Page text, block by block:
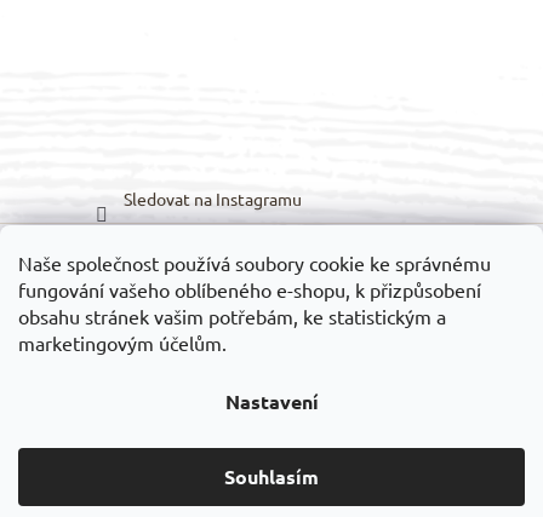
Naše společnost používá soubory cookie ke správnému
fungování vašeho oblíbeného e-shopu, k přizpůsobení
obsahu stránek vašim potřebám, ke statistickým a
marketingovým účelům.
Nastavení
Souhlasím
Sledovat na Instagramu
Možnosti dopravy: Možnosti platby:
Vytvořil Shoptet
VELEDILO.cz. Všechna práva vyhrazena.